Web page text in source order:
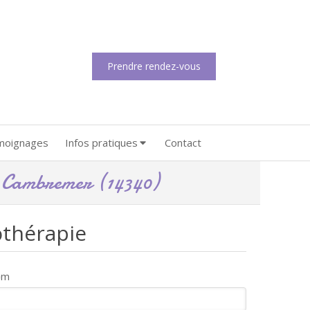
Prendre rendez-vous
Infos pratiques Contact
(14340)